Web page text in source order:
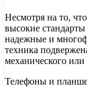
Несмотря на то,
высокие стандарты
надежные и
техника
механического
Телефоны и